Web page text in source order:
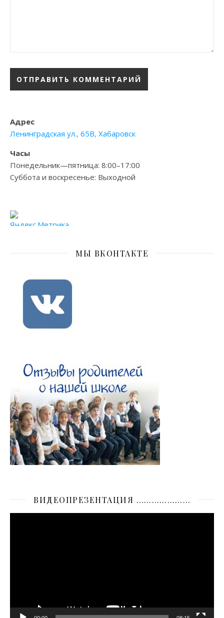
Адрес
Ленинградская ул., 65В, Хабаровск
Часы
Понедельник—пятница: 8:00–17:00
Суббота и воскресенье: Выходной
МЫ ВКОНТАКТЕ
ВИДЕОПРЕЗЕНТАЦИЯ …………………